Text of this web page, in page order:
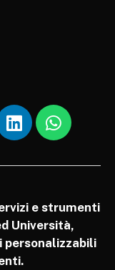
e strumenti
Università,
personalizzabili